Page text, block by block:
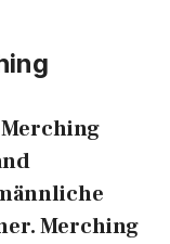
Merching